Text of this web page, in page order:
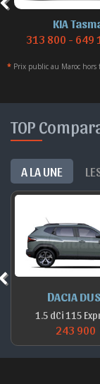
KIA
313 800 - 649
* Prix public au Maroc
TOP
A LA UNE
MG
1.5 AT 195
242 000